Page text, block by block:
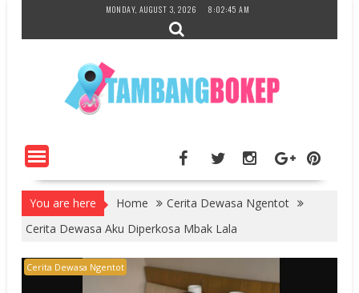
content
MONDAY, AUGUST 3, 2026 8:02:46 AM
You are here Home
Cerita Dewasa Ngentot
Cerita Dewasa Aku Diperkosa Mbak Lala
Cerita Dewasa Ngentot